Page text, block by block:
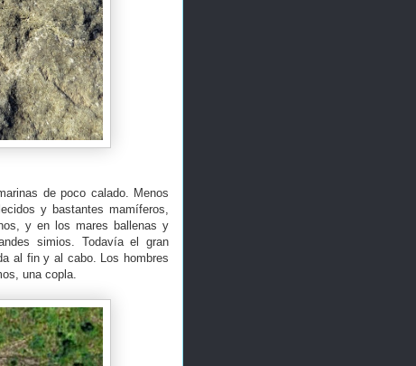
de poco calado. Menos
y bastantes mamíferos,
y en los mares ballenas y
simios. Todavía el gran
al fin y al cabo. Los hombres
una copla.